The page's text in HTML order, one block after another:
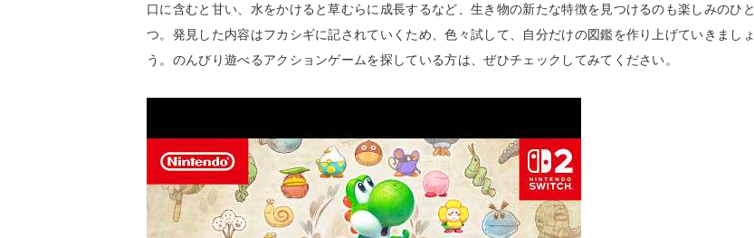
口に含むと甘い、水をかけると草むらに成長するなど、生き物の新たな特徴を見つけるのも楽しみのひと
つ。発見した内容はフカシギに記されていくため、色々試して、自分だけの図鑑を作り上げていきましょ
う。のんびり遊べるアクションゲームを探している方は、ぜひチェックしてみてください。